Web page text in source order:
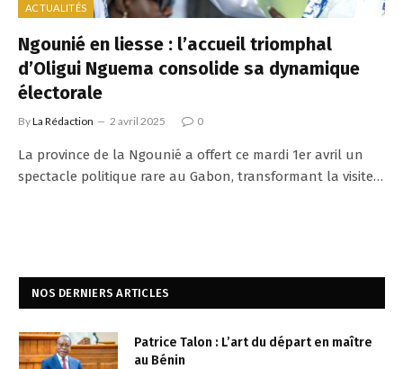
ACTUALITÉS
Ngounié en liesse : l’accueil triomphal
d’Oligui Nguema consolide sa dynamique
électorale
ByLa Rédaction 2 avril 2025 0
La province de la Ngounié a offert ce mardi 1er avril un
spectacle politique rare au Gabon, transformant la visite…
NOS DERNIERS ARTICLES
Patrice Talon : L’art du départ en maître
au Bénin